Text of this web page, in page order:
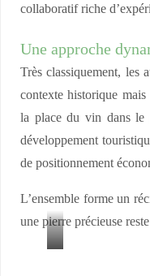
collaboratif riche
Une approche
Très classiquement, les
contexte historique mais
la place du vin dans le
développement
de positionnement
L’ensemble forme un
une pierre précieuse
P